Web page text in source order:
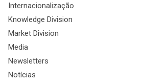
Internacionalização
Knowledge Division
Market Division
Media
Newsletters
Notícias